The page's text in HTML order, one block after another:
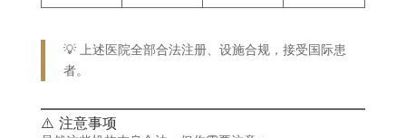
💡 上述医院全部合法注册、设施合规，接受国际患
者。
⚠️ 注意事项